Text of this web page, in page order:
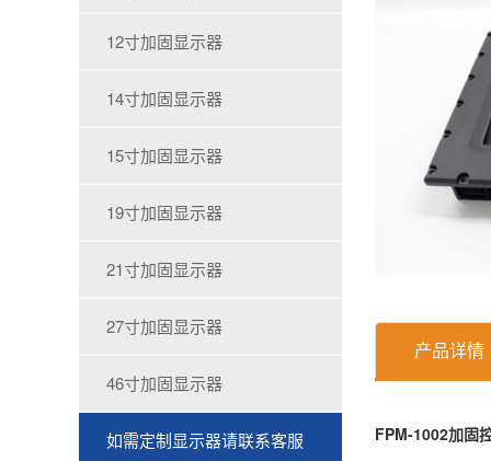
12寸加固显示器
14寸加固显示器
15寸加固显示器
19寸加固显示器
21寸加固显示器
27寸加固显示器
46寸加固显示器
如需定制显示器请联系客服
产品详情
FPM-1002加固